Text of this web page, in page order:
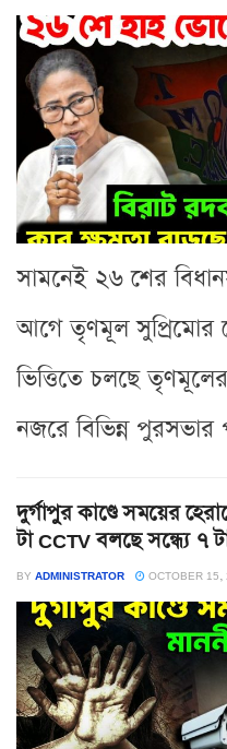
সামনেই ২৬ শের
আগে তৃণমূল সুপ্রিমোর
ভিত্তিতে চলছে
নজরে বিভিন্ন পুরসভার
দুর্গাপুর কাণ্ডে সময়ের
টা CCTV বলছে সন্ধ্যে ৭
BY ADMINISTRATOR OCTOBER 15,